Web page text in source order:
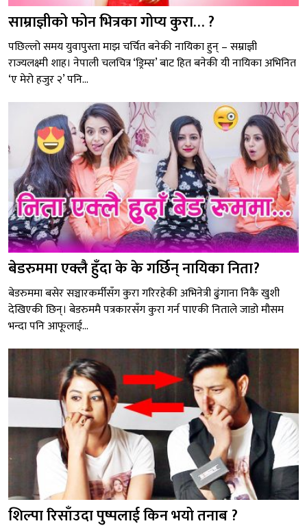
साम्राज्ञीको फोन भित्रका गोप्य कुरा… ?
पछिल्लो समय युवापुस्ता माझ चर्चित बनेकी नायिका हुन् – सम्राज्ञी
राज्यलक्ष्मी शाह। नेपाली चलचित्र ‘ड्रिम्स’ बाट हित बनेकी यी नायिका अभिनित
‘ए मेरो हजुर २’ पनि...
बेडरुममा एक्लै हुँदा के के गर्छिन् नायिका निता?
बेडरुममा बसेर सञ्चारकर्मीसँग कुरा गरिरहेकी अभिनेत्री ढुंगाना निकै खुशी
देखिएकी छिन्। बेडरुममै पत्रकारसँग कुरा गर्न पाएकी निताले जाडो मौसम
भन्दा पनि आफूलाई...
शिल्पा रिसाँउदा पुष्पलाई किन भयो तनाब ?